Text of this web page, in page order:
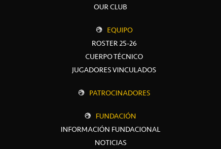
OUR CLUB
EQUIPO
ROSTER 25-26
CUERPO TÉCNICO
JUGADORES VINCULADOS
PATROCINADORES
FUNDACIÓN
INFORMACIÓN FUNDACIONAL
NOTICIAS